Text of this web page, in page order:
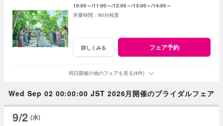
10:00～ 11:00～ 12:00～ 13:00～ 14:00～
90分程度
詳しくみる フェア予約
同日開催の他のフェアを見る(4件)
Wed Sep 02 00:00:00 JST 2026月開催のブライダルフェア
9/2 (水)